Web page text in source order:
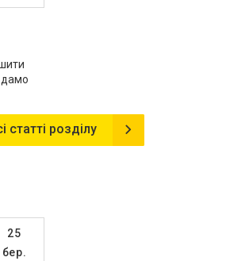
дамо
статті розділу
25
бер.